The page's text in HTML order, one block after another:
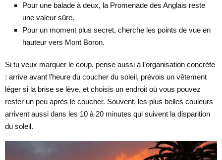
Pour une balade à deux, la Promenade des Anglais reste
une valeur sûre.
Pour un moment plus secret, cherche les points de vue en
hauteur vers Mont Boron.
Si tu veux marquer le coup, pense aussi à l’organisation concrète
: arrive avant l’heure du coucher du soleil, prévois un vêtement
léger si la brise se lève, et choisis un endroit où vous pouvez
rester un peu après le coucher. Souvent, les plus belles couleurs
arrivent aussi dans les 10 à 20 minutes qui suivent la disparition
du soleil.